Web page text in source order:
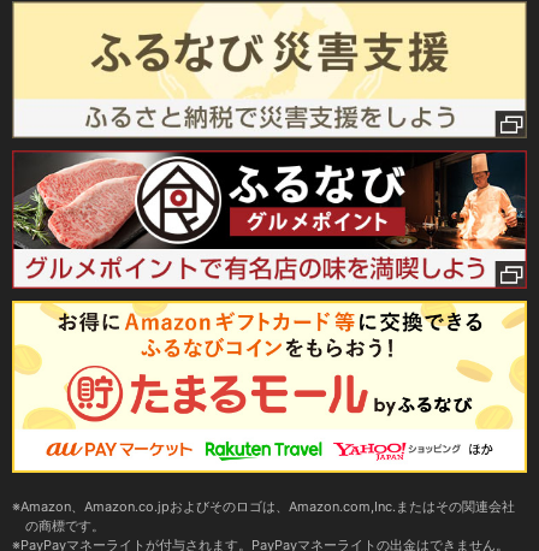
Amazon、Amazon.co.jpおよびそのロゴは、Amazon.com,Inc.またはその関連会社
の商標です。
PayPayマネーライトが付与されます。PayPayマネーライトの出金はできません。